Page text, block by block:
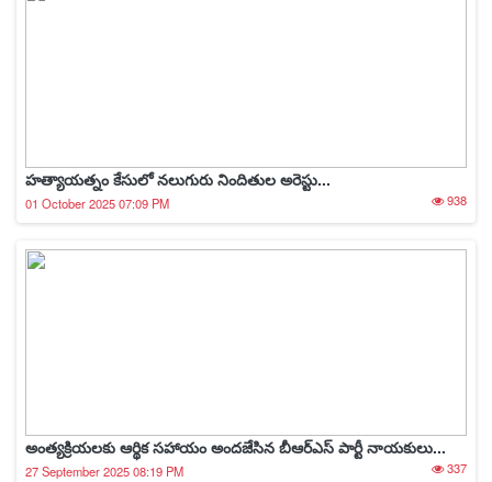
హత్యాయత్నం కేసులో నలుగురు నిందితుల అరెస్టు...
01 October 2025 07:09 PM 938
అంత్యక్రియలకు ఆర్థిక సహాయం అందజేసిన బీఆర్ఎస్ పార్టీ నాయకులు...
27 September 2025 08:19 PM 337